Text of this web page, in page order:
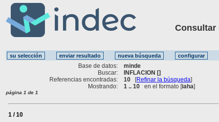
Consultar
Base de datos:
minde
Buscar:
INFLACION []
Referencias encontradas:
10 [Refinar la búsqueda]
Mostrando:
1 .. 10 en el formato [iaha]
página 1 de 1
1 / 10